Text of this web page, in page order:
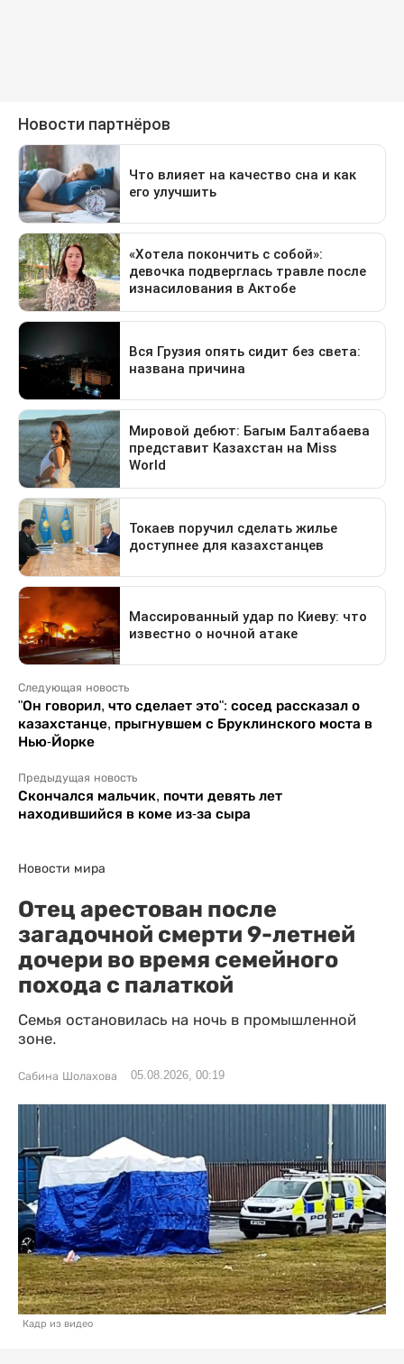
Следующая новость
"Он говорил, что сделает это": сосед рассказал о
казахстанце, прыгнувшем с Бруклинского моста в
Нью-Йорке
Предыдущая новость
Скончался мальчик, почти девять лет
находившийся в коме из-за сыра
Новости мира
Отец арестован после
загадочной смерти 9-летней
дочери во время семейного
похода с палаткой
Семья остановилась на ночь в промышленной
зоне.
Сабина Шолахова 05.08.2026, 00:19
Кадр из видео